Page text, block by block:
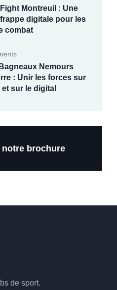
Montreuil : Une
digitale pour les
combat
Nemours
: Unir les forces sur
et sur le digital
notre brochure
de sport.